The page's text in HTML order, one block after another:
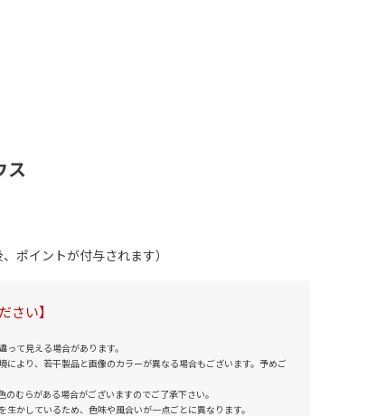
ス
ポイントが付与されます）
さい】
て見える場合があります。
により、若干製品と画像のカラーが異なる場合もございます。予めご
むらがある場合がございますのでご了承下さい。
かしているため、色味や風合いが一点ごとに異なります。